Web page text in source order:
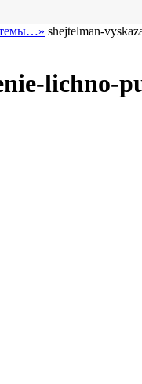
shejtelman-
lichno-